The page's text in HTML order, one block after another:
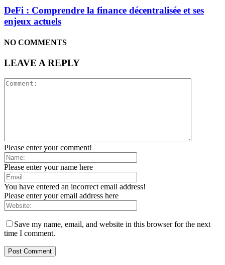
DeFi : Comprendre la finance décentralisée et ses
enjeux actuels
NO COMMENTS
LEAVE A REPLY
Please enter your comment!
Please enter your name here
You have entered an incorrect email address!
Please enter your email address here
Save my name, email, and website in this browser for the next
time I comment.